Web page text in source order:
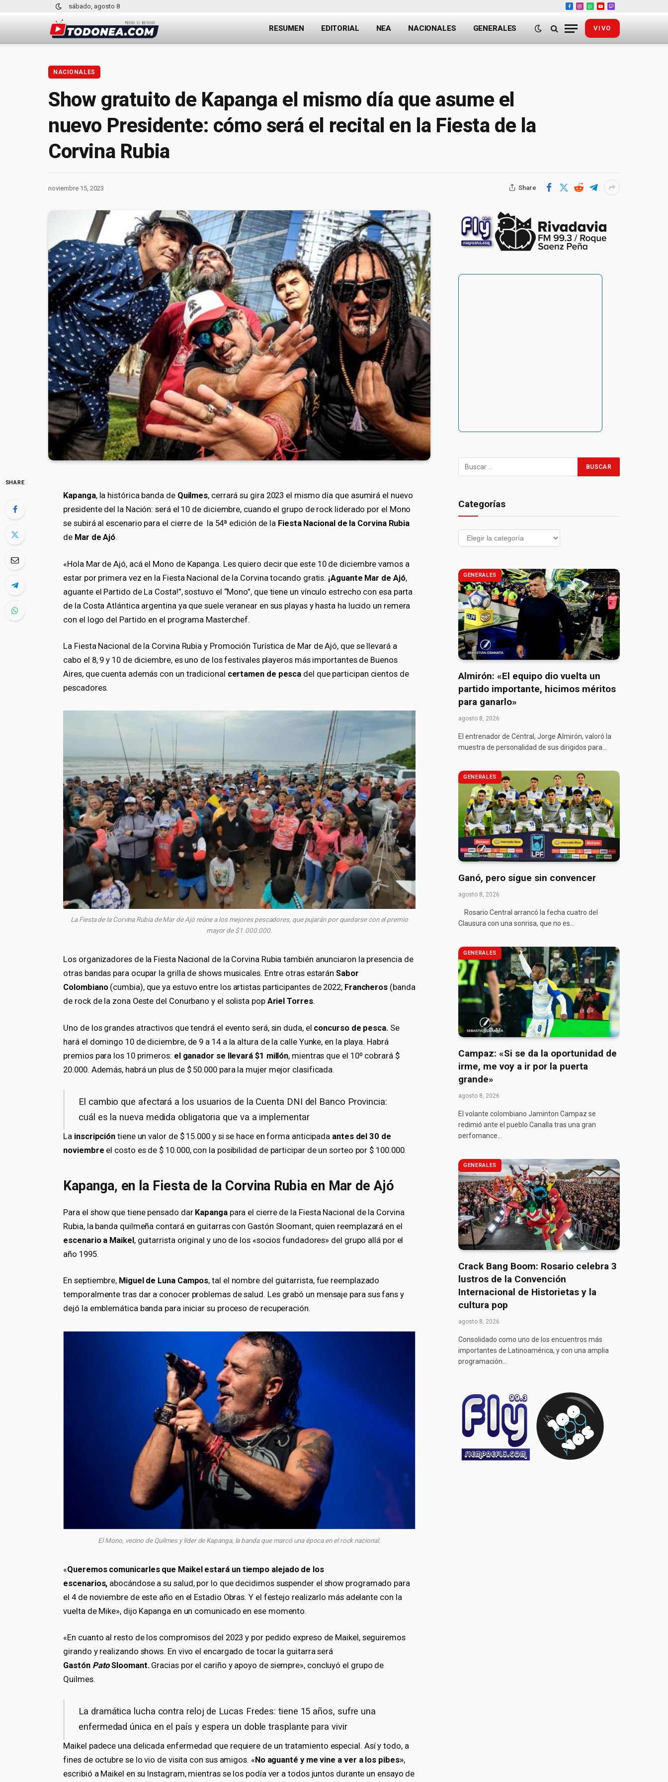
sábado, agosto 8
Facebook
Instagram
WhatsApp
YouTube
Twitch
RESUMEN EDITORIAL NEA NACIONALES GENERALES VIVO
NACIONALES
Show gratuito de Kapanga el mismo día que asume el
nuevo Presidente: cómo será el recital en la Fiesta de la
Corvina Rubia
noviembre 15, 2023 Share
SHARE
Kapanga, la histórica banda de Quilmes, cerrará su gira 2023 el mismo día que asumirá el nuevo
presidente del la Nación: será el 10 de diciembre, cuando el grupo de rock liderado por el Mono
se subirá al escenario para el cierre de la 54ª edición de la Fiesta Nacional de la Corvina Rubia
de Mar de Ajó.
«Hola Mar de Ajó, acá el Mono de Kapanga. Les quiero decir que este 10 de diciembre vamos a
estar por primera vez en la Fiesta Nacional de la Corvina tocando gratis. ¡Aguante Mar de Ajó,
aguante el Partido de La Costa!”, sostuvo el “Mono”, que tiene un vínculo estrecho con esa parta
de la Costa Atlántica argentina ya que suele veranear en sus playas y hasta ha lucido un remera
con el logo del Partido en el programa Masterchef.
La Fiesta Nacional de la Corvina Rubia y Promoción Turística de Mar de Ajó, que se llevará a
cabo el 8, 9 y 10 de diciembre, es uno de los festivales playeros más importantes de Buenos
Aires, que cuenta además con un tradicional certamen de pesca del que participan cientos de
pescadores.
La Fiesta de la Corvina Rubia de Mar de Ajó reúne a los mejores pescadores, que pujarán por quedarse con el premio
mayor de $1.000.000.
Los organizadores de la Fiesta Nacional de la Corvina Rubia también anunciaron la presencia de
otras bandas para ocupar la grilla de shows musicales. Entre otras estaránSabor
Colombiano (cumbia), que ya estuvo entre los artistas participantes de 2022; Francheros (banda
de rock de la zona Oeste del Conurbano y el solista pop Ariel Torres.
Uno de los grandes atractivos que tendrá el evento será, sin duda, el concurso de pesca.Se
hará el domingo 10 de diciembre, de 9 a 14 a la altura de la calle Yunke, en la playa. Habrá
premios para los 10 primeros: el ganador se llevará $1 millón, mientras que el 10º cobrará $
20.000. Además, habrá un plus de $ 50.000 para la mujer mejor clasificada.
El cambio que afectará a los usuarios de la Cuenta DNI del Banco Provincia:
cuál es la nueva medida obligatoria que va a implementar
La inscripción tiene un valor de $ 15.000 y si se hace en forma anticipada antes del 30 de
noviembre el costo es de $ 10.000, con la posibilidad de participar de un sorteo por $ 100.000.
Kapanga, en la Fiesta de la Corvina Rubia en Mar de Ajó
Para el show que tiene pensado dar Kapanga para el cierre de la Fiesta Nacional de la Corvina
Rubia, la banda quilmeña contará en guitarras con Gastón Sloomant, quien reemplazará en el
escenario a Maikel, guitarrista original y uno de los «socios fundadores» del grupo allá por el
año 1995.
En septiembre, Miguel de Luna Campos, tal el nombre del guitarrista, fue reemplazado
temporalmente tras dar a conocer problemas de salud. Les grabó un mensaje para sus fans y
dejó la emblemática banda para iniciar su proceso de recuperación.
El Mono, vecino de Quilmes y líder de Kapanga, la banda que marcó una época en el rock nacional.
«Queremos comunicarles que Maikel estará un tiempo alejado de los
escenarios, abocándose a su salud, por lo que decidimos suspender el show programado para
el 4 de noviembre de este año en el Estadio Obras. Y el festejo realizarlo más adelante con la
vuelta de Mike», dijo Kapanga en un comunicado en ese momento.
«En cuanto al resto de los compromisos del 2023 y por pedido expreso de Maikel, seguiremos
girando y realizando shows. En vivo el encargado de tocar la guitarra será
Gastón PatoSloomant.Gracias por el cariño y apoyo de siempre», concluyó el grupo de
Quilmes.
La dramática lucha contra reloj de Lucas Fredes: tiene 15 años, sufre una
enfermedad única en el país y espera un doble trasplante para vivir
Maikel padece una delicada enfermedad que requiere de un tratamiento especial. Así y todo, a
fines de octubre se lo vio de visita con sus amigos. « No aguanté y me vine a ver a los pibes»,
escribió a Maikel en su Instagram, mientras se los podía ver a todos juntos durante un ensayo de
Categorías
GENERALES
Almirón: «El equipo dio vuelta un
partido importante, hicimos méritos
para ganarlo»
agosto 8, 2026
El entrenador de Central, Jorge Almirón, valoró la
muestra de personalidad de sus dirigidos para…
GENERALES
Ganó, pero sigue sin convencer
agosto 8, 2026
Rosario Central arrancó la fecha cuatro del
Clausura con una sonrisa, que no es…
GENERALES
Campaz: «Si se da la oportunidad de
irme, me voy a ir por la puerta
grande»
agosto 8, 2026
El volante colombiano Jaminton Campaz se
redimió ante el pueblo Canalla tras una gran
perfomance…
GENERALES
Crack Bang Boom: Rosario celebra 3
lustros de la Convención
Internacional de Historietas y la
cultura pop
agosto 8, 2026
Consolidado como uno de los encuentros más
importantes de Latinoamérica, y con una amplia
programación…